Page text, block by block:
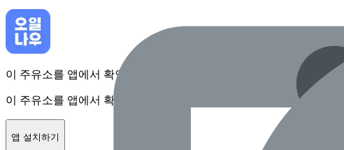
이 주유소를 앱에서 확인하고 최대 1만원 혜택을 받아보세요
이 주유소를 앱에서 확인하고 최대 1만원 혜택을 받아보세요
앱 설치하기